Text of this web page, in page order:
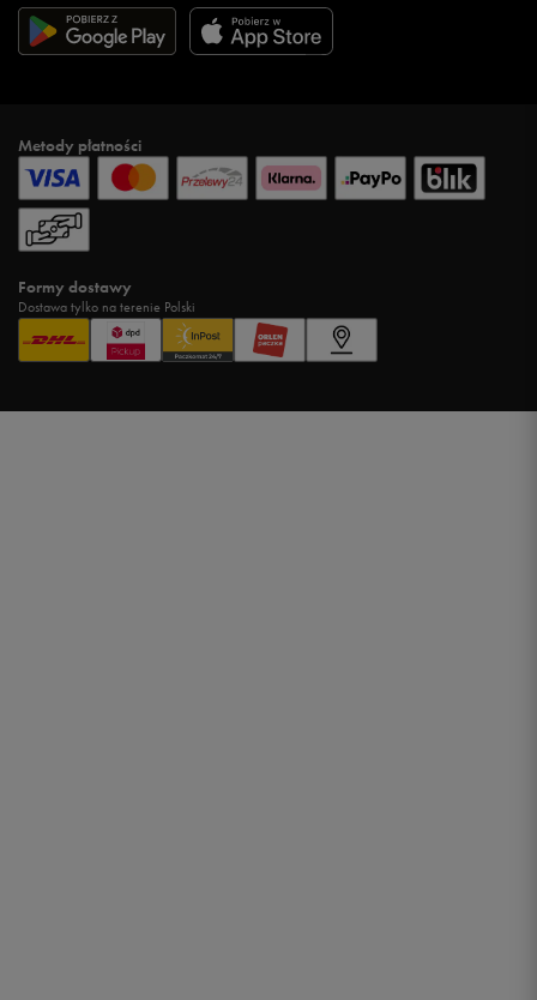
Metody płatności
Formy dostawy
Dostawa tylko na terenie Polski